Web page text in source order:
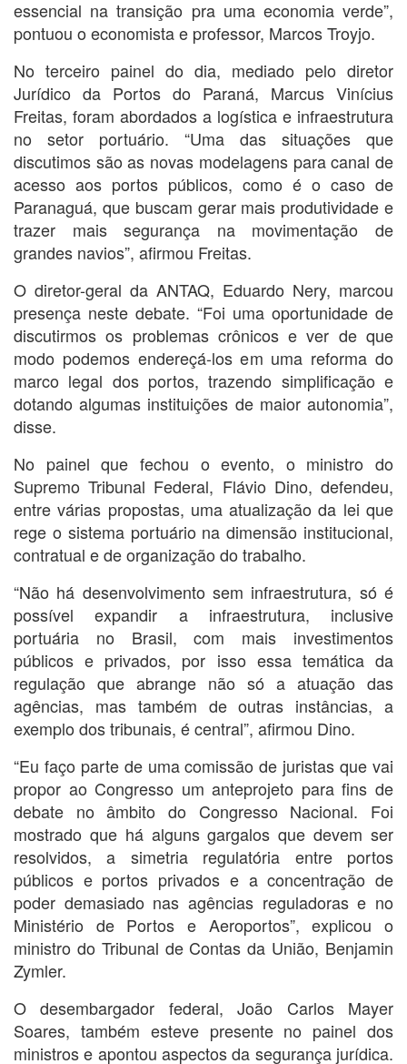
essencial na transição pra uma economia verde”,
pontuou o economista e professor, Marcos Troyjo.
No terceiro painel do dia, mediado pelo diretor
Jurídico da Portos do Paraná, Marcus Vinícius
Freitas, foram abordados a logística e infraestrutura
no setor portuário. “Uma das situações que
discutimos são as novas modelagens para canal de
acesso aos portos públicos, como é o caso de
Paranaguá, que buscam gerar mais produtividade e
trazer mais segurança na movimentação de
grandes navios”, afirmou Freitas.
O diretor-geral da ANTAQ, Eduardo Nery, marcou
presença neste debate. “Foi uma oportunidade de
discutirmos os problemas crônicos e ver de que
modo podemos endereçá-los em uma reforma do
marco legal dos portos, trazendo simplificação e
dotando algumas instituições de maior autonomia”,
disse.
No painel que fechou o evento, o ministro do
Supremo Tribunal Federal, Flávio Dino, defendeu,
entre várias propostas, uma atualização da lei que
rege o sistema portuário na dimensão institucional,
contratual e de organização do trabalho.
“Não há desenvolvimento sem infraestrutura, só é
possível expandir a infraestrutura, inclusive
portuária no Brasil, com mais investimentos
públicos e privados, por isso essa temática da
regulação que abrange não só a atuação das
agências, mas também de outras instâncias, a
exemplo dos tribunais, é central”, afirmou Dino.
“Eu faço parte de uma comissão de juristas que vai
propor ao Congresso um anteprojeto para fins de
debate no âmbito do Congresso Nacional. Foi
mostrado que há alguns gargalos que devem ser
resolvidos, a simetria regulatória entre portos
públicos e portos privados e a concentração de
poder demasiado nas agências reguladoras e no
Ministério de Portos e Aeroportos”, explicou o
ministro do Tribunal de Contas da União, Benjamin
Zymler.
O desembargador federal, João Carlos Mayer
Soares, também esteve presente no painel dos
ministros e apontou aspectos da segurança jurídica.